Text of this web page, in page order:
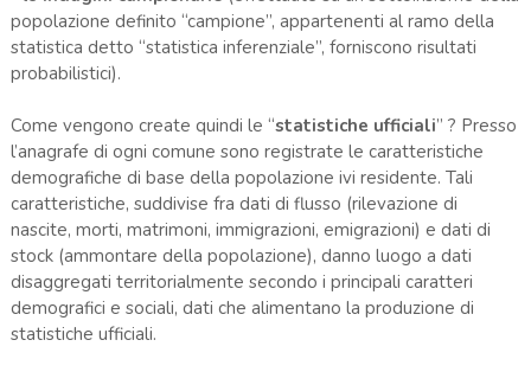
popolazione definito “campione”, appartenenti al ramo della
statistica detto “statistica inferenziale”, forniscono risultati
probabilistici).
Come vengono create quindi le “statistiche ufficiali” ? Presso
l’anagrafe di ogni comune sono registrate le caratteristiche
demografiche di base della popolazione ivi residente. Tali
caratteristiche, suddivise fra dati di flusso (rilevazione di
nascite, morti, matrimoni, immigrazioni, emigrazioni) e dati di
stock (ammontare della popolazione), danno luogo a dati
disaggregati territorialmente secondo i principali caratteri
demografici e sociali, dati che alimentano la produzione di
statistiche ufficiali.